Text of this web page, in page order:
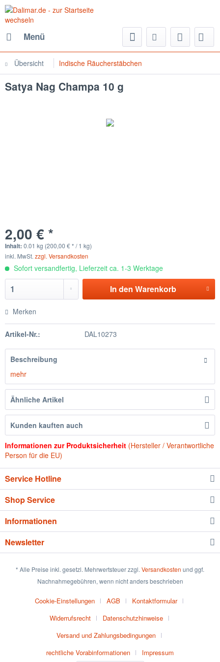
Menü
Übersicht Indische Räucherstäbchen
Satya Nag Champa 10 g
2,00 € *
Inhalt: 0.01 kg (200,00 € * / 1 kg)
inkl. MwSt. zzgl. Versandkosten
Sofort versandfertig, Lieferzeit ca. 1-3 Werktage
In den Warenkorb
Merken
Artikel-Nr.: DAL10273
Beschreibung
mehr
Ähnliche Artikel
Kunden kauften auch
Informationen zur Produktsicherheit (Hersteller / Verantwortliche
Person für die EU)
Service Hotline
Shop Service
Informationen
Newsletter
* Alle Preise inkl. gesetzl. Mehrwertsteuer zzgl. Versandkosten und ggf.
Nachnahmegebühren, wenn nicht anders beschrieben
Cookie-Einstellungen AGB
Kontaktformular
Widerrufsrecht
Datenschutzhinweise
Versand und Zahlungsbedingungen
rechtliche Vorabinformationen
Impressum